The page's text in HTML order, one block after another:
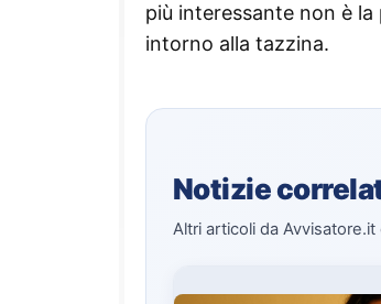
più interessante non è
intorno alla tazzina.
Notizie
Altri articoli da